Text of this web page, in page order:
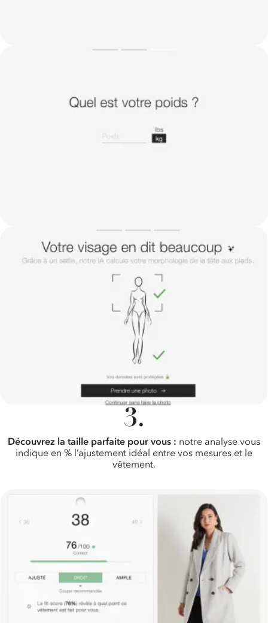
Découvrez la taille parfaite pour vous : notre analyse vous
indique en % l’ajustement idéal entre vos mesures et le
vêtement.